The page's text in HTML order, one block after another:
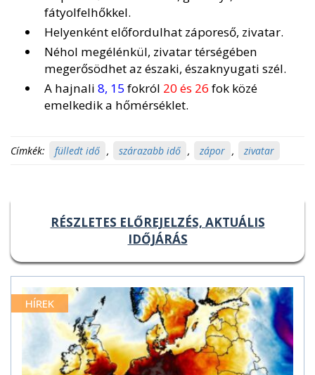
fátyolfelhőkkel.
Helyenként előfordulhat záporeső, zivatar.
Néhol megélénkül, zivatar térségében
megerősödhet az északi, északnyugati szél.
A hajnali 8, 15 fokról 20 és 26 fok közé
emelkedik a hőmérséklet.
Címkék: fülledt idő , szárazabb idő , zápor , zivatar
RÉSZLETES ELŐREJELZÉS, AKTUÁLIS
IDŐJÁRÁS
HÍREK